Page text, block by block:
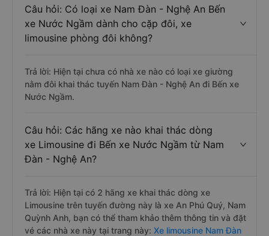
Câu hỏi: Có loại xe Nam Đàn - Nghệ An Bến
xe Nước Ngầm dành cho cặp đôi, xe
limousine phòng đôi không?
Trả lời: Hiện tại chưa có nhà xe nào có loại xe giường
nằm đôi khai thác tuyến Nam Đàn - Nghệ An đi Bến xe
Nước Ngầm.
Câu hỏi: Các hãng xe nào khai thác dòng
xe Limousine đi Bến xe Nước Ngầm từ Nam
Đàn - Nghệ An?
Trả lời: Hiện tại có 2 hãng xe khai thác dòng xe
Limousine trên tuyến đường này là xe An Phú Quý, Nam
Quỳnh Anh, bạn có thể tham khảo thêm thông tin và đặt
vé các nhà xe này tại trang này: Xe limousine Nam Đàn